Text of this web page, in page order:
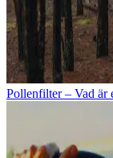
Pollenfilter – Vad är